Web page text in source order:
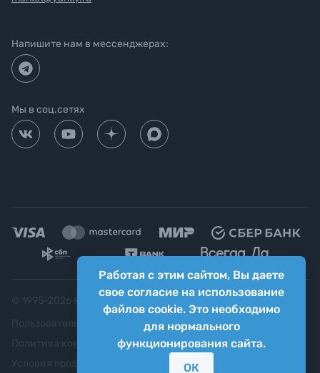
Работая с этим сайтом, Вы даете
свое согласие на использование
файлов cookie. Это необходимо
для нормального
функционирования сайта.
ОК
Напишите нам в мессенджерах:
Мы в соц.сетях
Яркий фотомаркет ("Яркий Мир")
Пользовательское соглашение
Политика конфиденциальности